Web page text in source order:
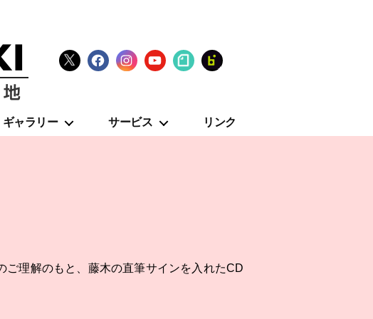
X FacebookInstagramYouTube
note fanclub
ギャラリー サービス リンク
ご理解のもと、藤木の直筆サインを入れたCD